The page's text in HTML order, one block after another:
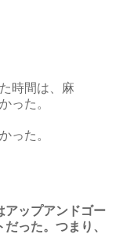
時間は、麻
った。
った。
アップアンドゴー
った。つまり、